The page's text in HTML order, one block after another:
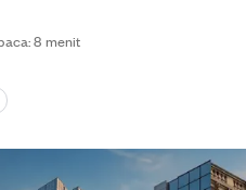
8 menit